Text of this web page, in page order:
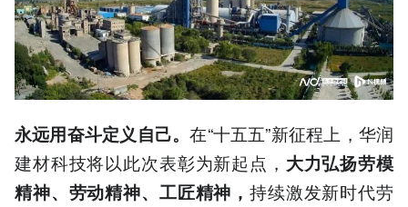
永远用奋斗定义自己。在“十五五”新征程上，华润
建材科技将以此次表彰为新起点， 大力弘扬劳模
精神、劳动精神、工匠精神，持续激发新时代劳